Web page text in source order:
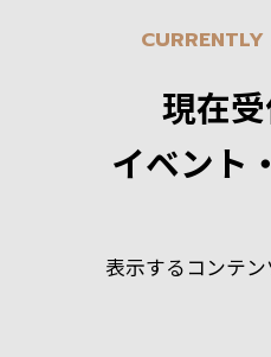
現在
イベント
表示するコンテン